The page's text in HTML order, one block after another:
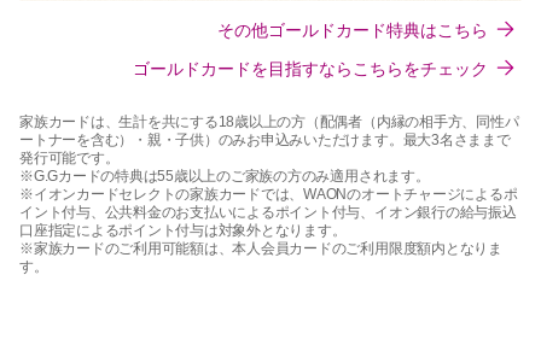
その他ゴールドカード特典はこちら
ゴールドカードを目指すならこちらをチェック
家族カードは、生計を共にする18歳以上の方（配偶者（内縁の相手方、同性パ
ートナーを含む）・親・子供）のみお申込みいただけます。最大3名さままで
発行可能です。
※G.Gカードの特典は55歳以上のご家族の方のみ適用されます。
※イオンカードセレクトの家族カードでは、WAONのオートチャージによるポ
イント付与、公共料金のお支払いによるポイント付与、イオン銀行の給与振込
口座指定によるポイント付与は対象外となります。
※家族カードのご利用可能額は、本人会員カードのご利用限度額内となりま
す。​